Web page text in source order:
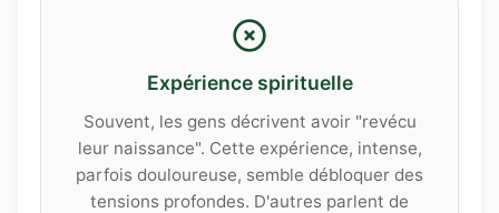
Expérience spirituelle
Souvent, les gens décrivent avoir "revécu
leur naissance". Cette expérience, intense,
parfois douloureuse, semble débloquer des
tensions profondes. D'autres parlent de